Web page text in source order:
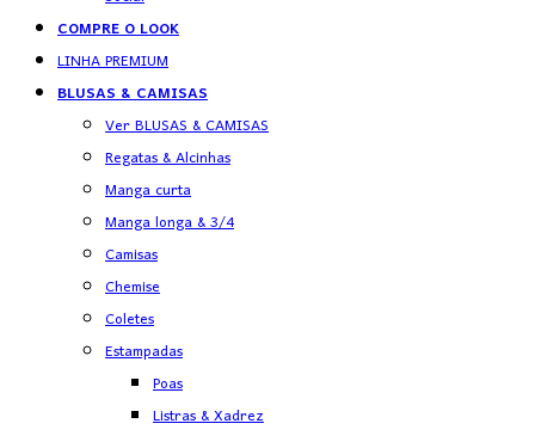
COMPRE O LOOK
LINHA PREMIUM
BLUSAS & CAMISAS
Ver BLUSAS & CAMISAS
Regatas & Alcinhas
Manga curta
Manga longa & 3/4
Camisas
Chemise
Coletes
Estampadas
Poas
Listras & Xadrez